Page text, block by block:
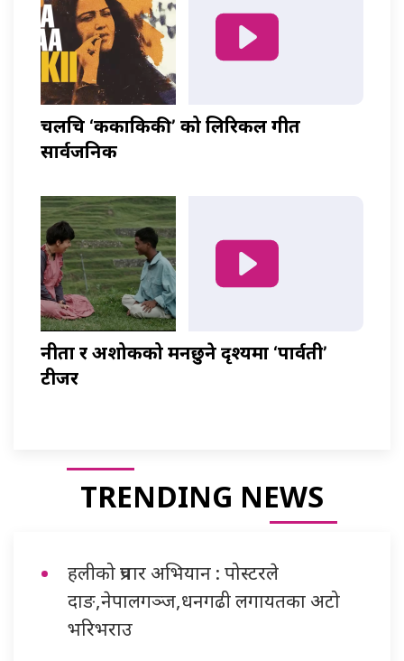
चलचित्र ‘ककाकिकी’ को लिरिकल गीत
सार्वजनिक
नीता र अशोकको मनछुने दृश्यमा ‘पार्वती’
टीजर
TRENDING NEWS
हलीको प्रचार अभियान : पोस्टरले
दाङ,नेपालगञ्ज,धनगढी लगायतका अटो
भरिभराउ